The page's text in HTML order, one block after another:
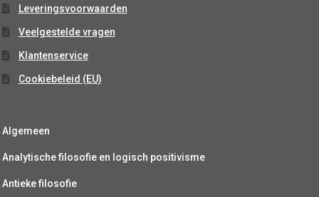
Leveringsvoorwaarden
Veelgestelde vragen
Klantenservice
Cookiebeleid (EU)
Algemeen
Analytische filosofie en logisch positivisme
Antieke filosofie